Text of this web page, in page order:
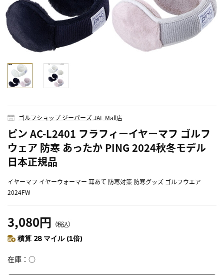
ゴルフショップ ジーパーズ JAL Mall店
ピン AC-L2401 フラフィーイヤーマフ ゴルフ
ウェア 防寒 あったか PING 2024秋冬モデル
日本正規品
イヤーマフ イヤーウォーマー 耳あて 防寒対策 防寒グッズ ゴルフウエア
2024FW
3,080円 （税込）
積算 28 マイル (1倍)
在庫 ○